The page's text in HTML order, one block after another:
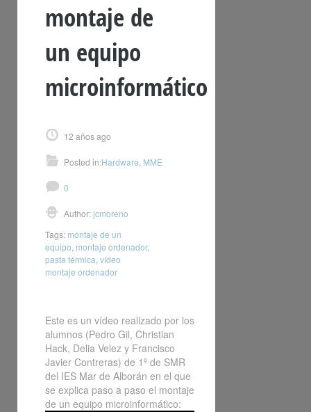
montaje de
un equipo
microinformático
12 años ago
Posted in:Hardware, MME
0
Author:jcmoreno
Tags: montaje de un
equipo, montaje ordenador,
pasta térmica,vídeo
montaje ordenador
Este es un vídeo realizado por los
alumnos (Pedro Gil, Christian
Hack, Delia Velez y Francisco
Javier Contreras) de 1º de SMR
del IES Mar de Alborán en el que
se explica paso a paso el montaje
de un equipo microinformático: